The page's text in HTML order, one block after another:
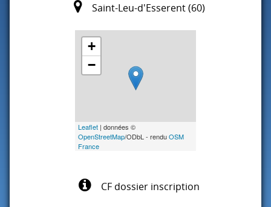
Saint-Leu-d'Esserent (60)
+
−
Leaflet | données ©
OpenStreetMap/ODbL - renduOSM
France
CF dossier inscription